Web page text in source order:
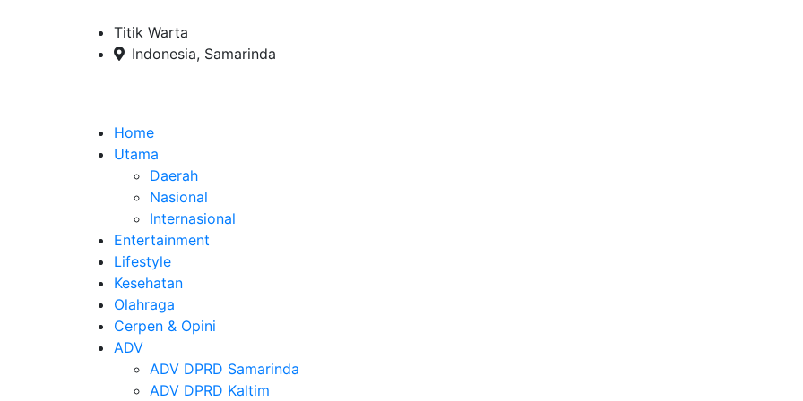
Titik Warta
Indonesia, Samarinda
Home
Utama
Daerah
Nasional
Internasional
Entertainment
Lifestyle
Kesehatan
Olahraga
Cerpen & Opini
ADV
ADV DPRD Samarinda
ADV DPRD Kaltim